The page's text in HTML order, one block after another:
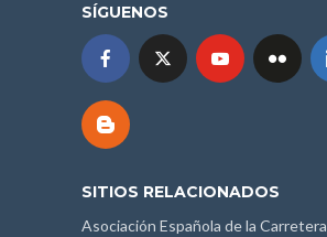
SÍGUENOS
SITIOS RELACIONADOS
Asociación Española de la Carretera